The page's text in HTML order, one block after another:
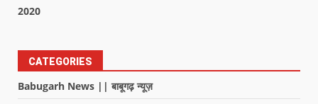
2020
CATEGORIES
Babugarh News || बाबूगढ़ न्यूज़